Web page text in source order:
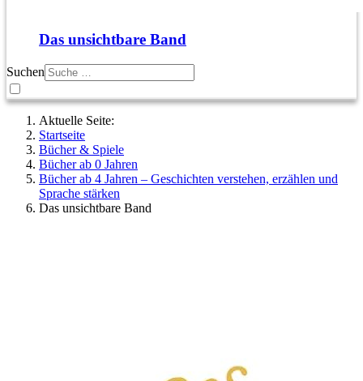
Das unsichtbare Band
Suchen
Aktuelle Seite:
Startseite
Bücher & Spiele
Bücher ab 0 Jahren
Bücher ab 4 Jahren – Geschichten verstehen, erzählen und
Sprache stärken
Das unsichtbare Band